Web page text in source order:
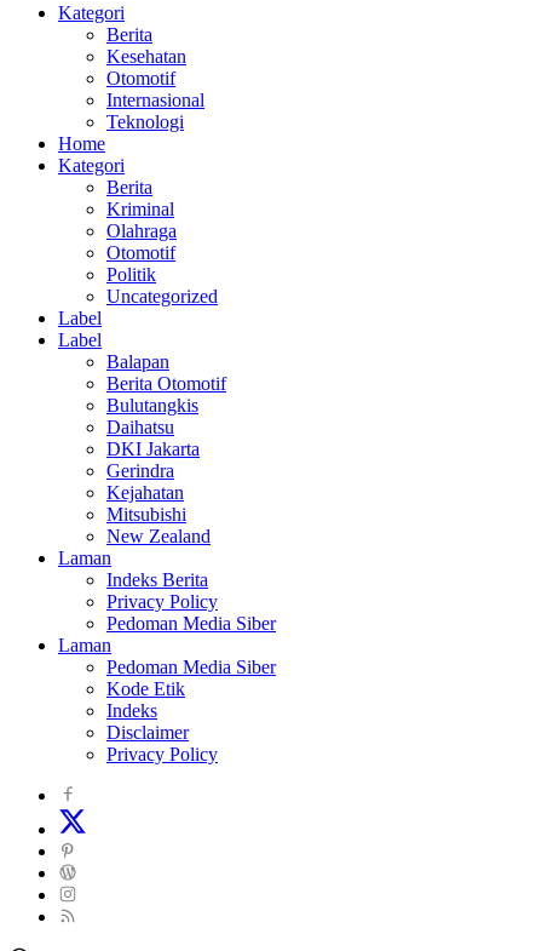
Kategori
Berita
Kesehatan
Otomotif
Internasional
Teknologi
Home
Kategori
Berita
Kriminal
Olahraga
Otomotif
Politik
Uncategorized
Label
Label
Balapan
Berita Otomotif
Bulutangkis
Daihatsu
DKI Jakarta
Gerindra
Kejahatan
Mitsubishi
New Zealand
Laman
Indeks Berita
Privacy Policy
Pedoman Media Siber
Laman
Pedoman Media Siber
Kode Etik
Indeks
Disclaimer
Privacy Policy